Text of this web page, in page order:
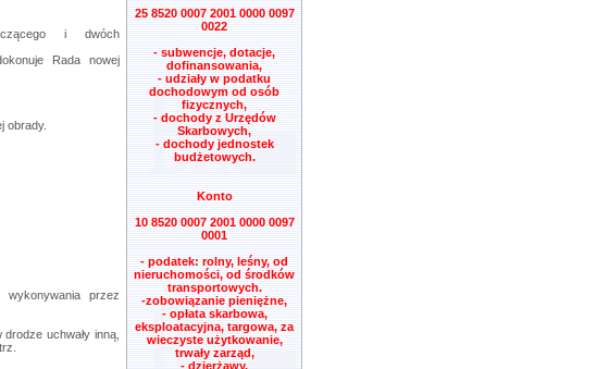
i dwóch
Rada nowej
obrady.
przez
uchwały inną,
25 8520 0007 2001 0000 0097
0022
- subwencje, dotacje,
dofinansowania,
- udziały w podatku
dochodowym od osób
fizycznych,
- dochody z Urzędów
Skarbowych,
- dochody jednostek
budżetowych.
Konto
10 8520 0007 2001 0000 0097
0001
- podatek: rolny, leśny, od
nieruchomości, od środków
transportowych.
-zobowiązanie pieniężne,
- opłata skarbowa,
eksploatacyjna, targowa, za
wieczyste użytkowanie,
trwały zarząd,
- dzierżawy,